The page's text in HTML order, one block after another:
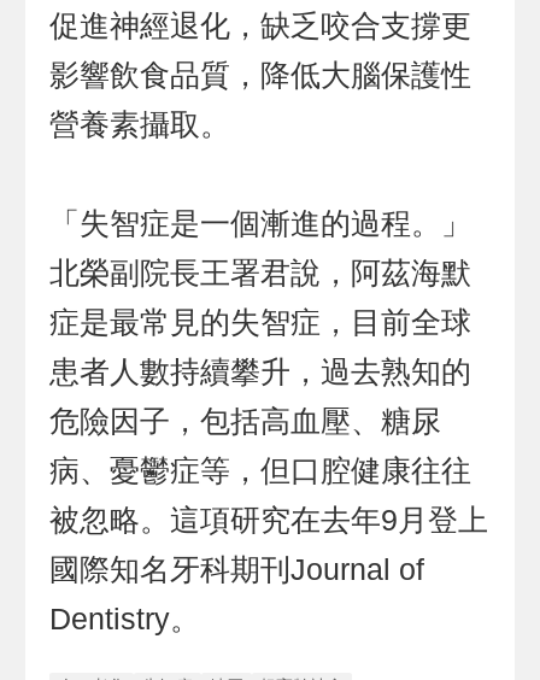
促進神經退化，缺乏咬合支撐更
影響飲食品質，降低大腦保護性
營養素攝取。
「失智症是一個漸進的過程。」
北榮副院長王署君說，阿茲海默
症是最常見的失智症，目前全球
患者人數持續攀升，過去熟知的
危險因子，包括高血壓、糖尿
病、憂鬱症等，但口腔健康往往
被忽略。這項研究在去年9月登上
國際知名牙科期刊Journal of
Dentistry。